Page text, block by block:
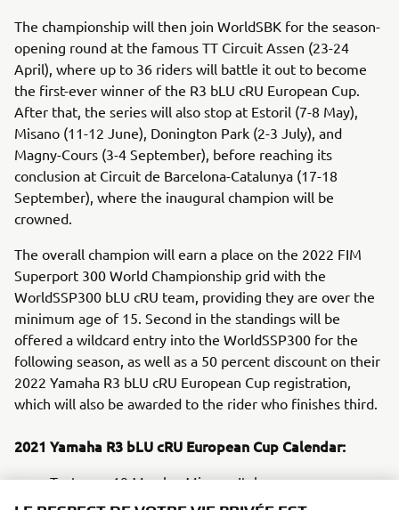
The championship will then join WorldSBK for the season-
opening round at the famous TT Circuit Assen (23-24
April), where up to 36 riders will battle it out to become
the first-ever winner of the R3 bLU cRU European Cup.
After that, the series will also stop at Estoril (7-8 May),
Misano (11-12 June), Donington Park (2-3 July), and
Magny-Cours (3-4 September), before reaching its
conclusion at Circuit de Barcelona-Catalunya (17-18
September), where the inaugural champion will be
crowned.
The overall champion will earn a place on the 2022 FIM
Superport 300 World Championship grid with the
WorldSSP300 bLU cRU team, providing they are over the
minimum age of 15. Second in the standings will be
offered a wildcard entry into the WorldSSP300 for the
following season, as well as a 50 percent discount on their
2022 Yamaha R3 bLU cRU European Cup registration,
which will also be awarded to the rider who finishes third.
2021 Yamaha R3 bLU cRU European Cup Calendar:
Test: 19 March – Misano, Italy
Round 1: 23-24 April – Assen, The Netherlands
LE RESPECT DE VOTRE VIE PRIVÉE EST